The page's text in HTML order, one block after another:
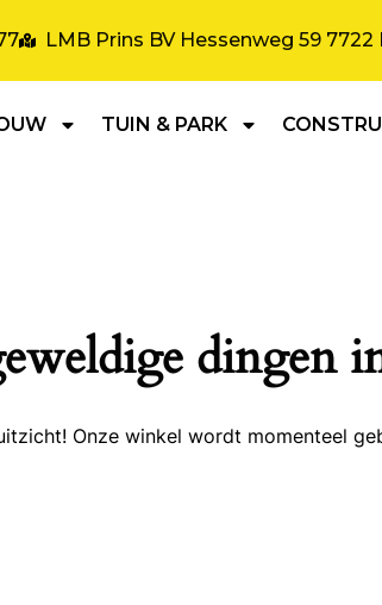
LMB Prins BV Hessenweg 59 7722
TUIN & PARK
dingen
Onze winkel wordt momenteel